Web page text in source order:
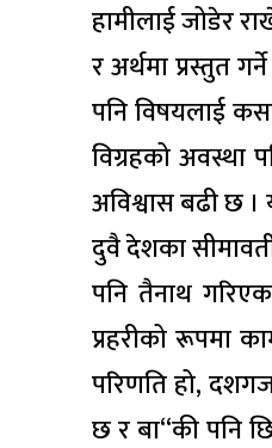
हामीलाई जोडेर
र अर्थमा प्रस्तुत
पनि विषयलाई
विग्रहको अवस्था
अविश्वास बढी छ
दुवै देशका
पनि तैनाथ
प्रहरीको रूपमा
परिणति हो,
छ र बा“की पनि